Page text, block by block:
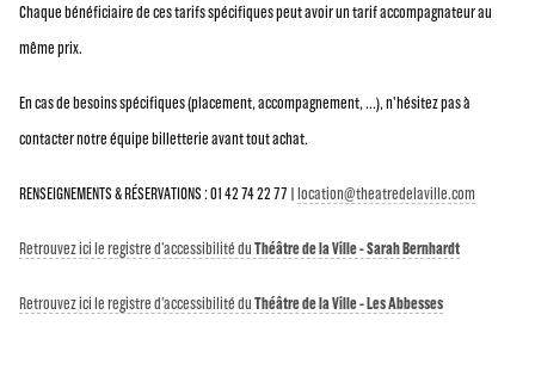
Chaque bénéficiaire de ces tarifs spécifiques peut avoir un tarif accompagnateur au
même prix.
En cas de besoins spécifiques (placement, accompagnement, ...), n'hésitez pas à
contacter notre équipe billetterie avant tout achat.
RENSEIGNEMENTS & RÉSERVATIONS : 01 42 74 22 77 |location@theatredelaville.com
Retrouvez ici le registre d’accessibilité duThéâtre de la Ville - Sarah Bernhardt
Retrouvez ici le registre d’accessibilité duThéâtre de la Ville - Les Abbesses